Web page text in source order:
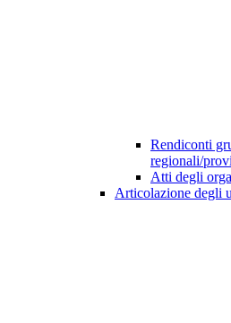
Rendiconti
regionali/
Atti degli
Articolazione degli